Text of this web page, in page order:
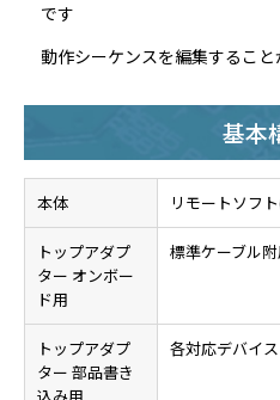
です
動作シーケンスを編集するこ
基本
本体 リモートソフ
トップアダプ
ター オンボー
ド用
標準ケーブル
トップアダプ
ター 部品書き
各対応デバイ